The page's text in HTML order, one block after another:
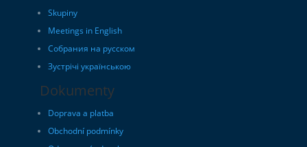
Skupiny
Meetings in English
Собрания на русском
Зустрічі українською
Dokumenty
Doprava a platba
Obchodní podmínky